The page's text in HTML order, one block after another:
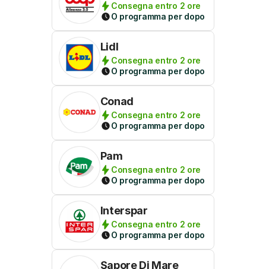
Consegna entro 2 ore
O programma per dopo
Lidl
Consegna entro 2 ore
O programma per dopo
Conad
Consegna entro 2 ore
O programma per dopo
Pam
Consegna entro 2 ore
O programma per dopo
Interspar
Consegna entro 2 ore
O programma per dopo
Sapore Di Mare